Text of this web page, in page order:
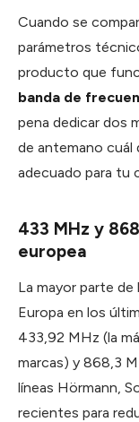
Cuando se
parámetros
producto que
banda de
pena dedicar dos
de antemano
adecuado para tu
433 MHz y
europea
La mayor parte
Europa en los
433,92 MHz (la
marcas) y 868,3
líneas Hörmann,
recientes para